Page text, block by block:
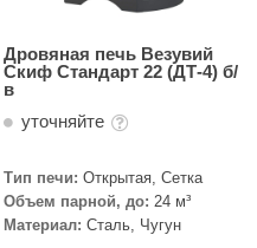
Дровяная печь Везувий
Скиф Стандарт 22 (ДТ-4) б/
в
уточняйте
Тип печи: Открытая, Сетка
Объем парной, до: 24 м³
Материал: Сталь, Чугун